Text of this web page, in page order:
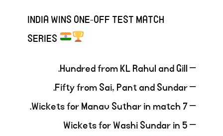
INDIA WINS ONE-OFF TEST MATCH
SERIES
– Hundred from KL Rahul and Gill.
– Fifty from Sai, Pant and Sundar.
– 7 Wickets for Manav Suthar in match.
– 5 Wickets for Washi Sundar in